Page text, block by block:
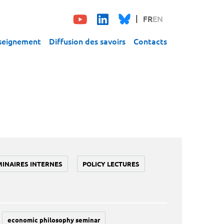
FREN
Diffusion des savoirs Contacts
INTERNES POLICY LECTURES
economic philosophy seminar